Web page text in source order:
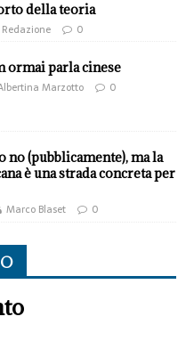
della teoria
Redazione 0
ormai parla cinese
Marzotto 0
no (pubblicamente), ma la
è una strada concreta per
Marco Blaset 0